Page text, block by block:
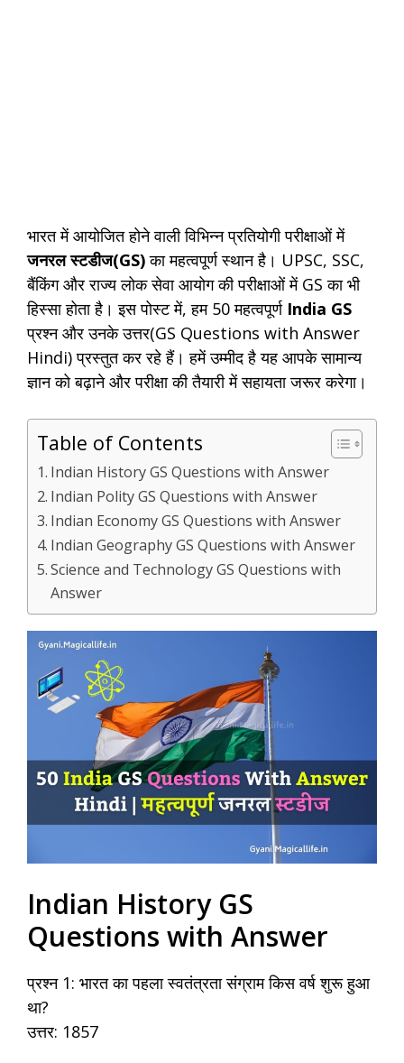
भारत में आयोजित होने वाली विभिन्न प्रतियोगी परीक्षाओं में
जनरल स्टडीज(GS)का महत्वपूर्ण स्थान है। UPSC, SSC,
बैंकिंग और राज्य लोक सेवा आयोग की परीक्षाओं में GS का भी
हिस्सा होता है। इस पोस्ट में, हम 50 महत्वपूर्ण India GS
प्रश्न और उनके उत्तर(GS Questions with Answer
Hindi) प्रस्तुत कर रहे हैं। हमें उम्मीद है यह आपके सामान्य
ज्ञान को बढ़ाने और परीक्षा की तैयारी में सहायता जरूर करेगा।
Table of Contents
Indian History GS Questions with Answer
Indian Polity GS Questions with Answer
Indian Economy GS Questions with Answer
Indian Geography GS Questions with Answer
Science and Technology GS Questions with
Answer
Indian History GS
Questions with Answer
प्रश्न 1: भारत का पहला स्वतंत्रता संग्राम किस वर्ष शुरू हुआ
था?
उत्तर: 1857